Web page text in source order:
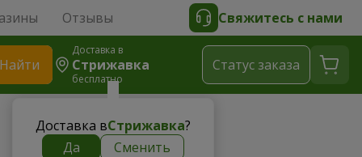
Отзывы Свяжитесь с нами
Найти
Доставка в
Стрижавка
бесплатно
Доставка вСтрижавка?
Да
Сменить
Cтатус заказа